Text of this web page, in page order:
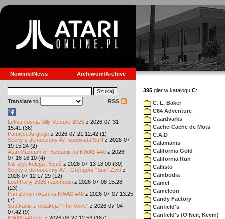
Nowinki/News Archiwum/Archive
Translate to RSS
Letnia edycja Silly Venture 2026 z 2026-07-31
15:41 (36)
Pamięci Jurgiego z 2026-07-21 12:42 (1)
Sceny z demosceny #7: opowiada SuN z 2026-07-
19 15:24 (2)
Atari Muzeum w Poznaniu na KWAS #40 z 2026-
07-16 16:10 (4)
Nie żyje kolega Pecuś z 2026-07-13 18:00 (30)
Sceny z demosceny #7 - Grzegorz "Sun" Żyła z
2026-07-12 17:29 (12)
Lost Party 2026 nadchodzi z 2026-07-08 15:28
(23)
Pan Zenon i Atari na KWAS #40 z 2026-07-07 13:25
(7)
Spotkanie z redakcją "The Voice" z 2026-07-04
07:42 (9)
395 gier w katalogu C:
C. L. Baker
C64 Adventure
Caardvarks
Cache-Cache de Mots
C.A.D
Calamanis
California Gold
California Run
Callisto
Cambodia
Camel
Cameleon
Candy Factory
Canfield's
Canfield's (O'Neil, Kevin)